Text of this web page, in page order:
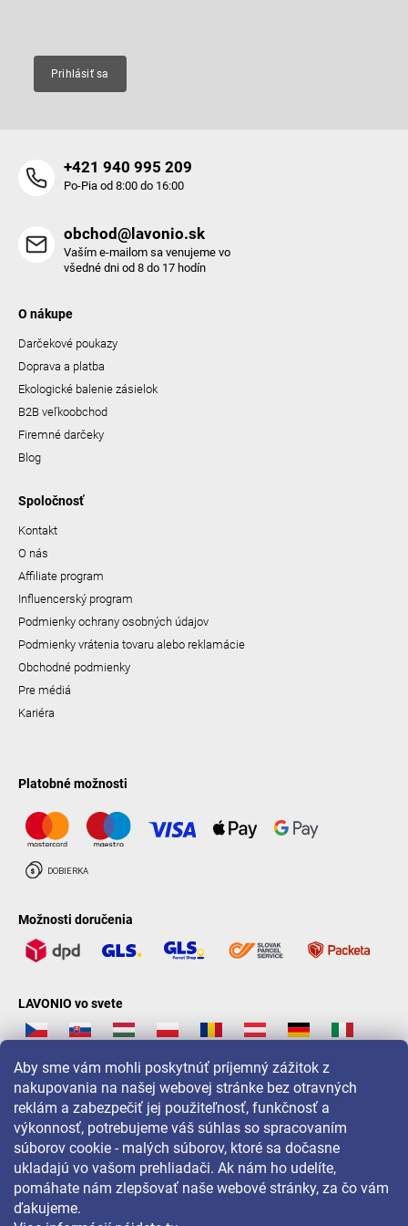
Aby sme vám mohli poskytnúť príjemný zážitok z
nakupovania na našej webovej stránke bez otravných
reklám a zabezpečiť jej použiteľnosť, funkčnosť a
výkonnosť, potrebujeme váš súhlas so spracovaním
súborov cookie - malých súborov, ktoré sa dočasne
ukladajú vo vašom prehliadači. Ak nám ho udelíte,
pomáhate nám zlepšovať naše webové stránky, za čo vám
ďakujeme.
Prihlásiť sa
+421 940 995 209
Po-Pia od 8:00 do 16:00
obchod@lavonio.sk
Vaším e-mailom sa venujeme vo
všedné dni od 8 do 17 hodín
O nákupe
Darčekové poukazy
Doprava a platba
Ekologické balenie zásielok
B2B veľkoobchod
Firemné darčeky
Blog
Spoločnosť
Kontakt
O nás
Affiliate program
Influencerský program
Podmienky ochrany osobných údajov
Podmienky vrátenia tovaru alebo reklamácie
Obchodné podmienky
Pre médiá
Kariéra
Platobné možnosti
Možnosti doručenia
LAVONIO vo svete
Pre akcie, súťaže a zľavy nás sledujte na: